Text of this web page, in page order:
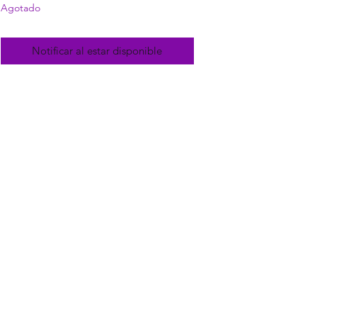
Agotado
Notificar al estar disponible